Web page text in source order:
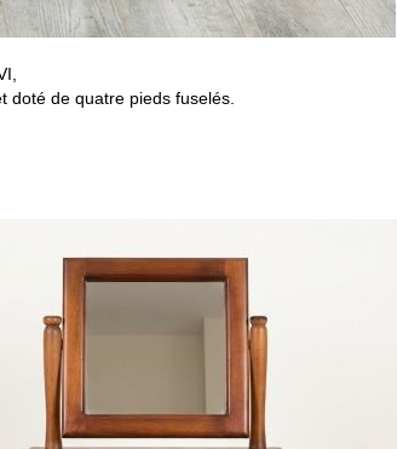
doté de quatre pieds fuselés.